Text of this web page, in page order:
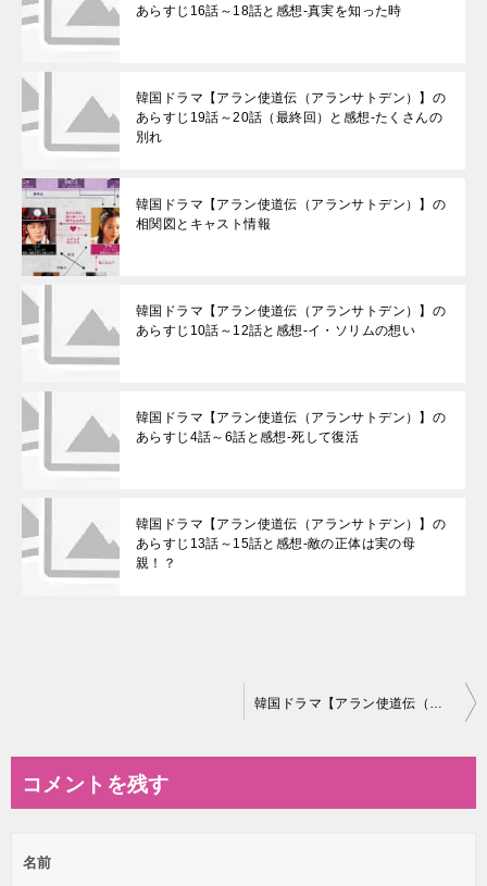
あらすじ16話～18話と感想-真実を知った時
韓国ドラマ【アラン使道伝（アランサトデン）】の
あらすじ19話～20話（最終回）と感想-たくさんの
別れ
韓国ドラマ【アラン使道伝（アランサトデン）】の
相関図とキャスト情報
韓国ドラマ【アラン使道伝（アランサトデン）】の
あらすじ10話～12話と感想-イ・ソリムの想い
韓国ドラマ【アラン使道伝（アランサトデン）】の
あらすじ4話～6話と感想-死して復活
韓国ドラマ【アラン使道伝（アランサトデン）】の
あらすじ13話～15話と感想-敵の正体は実の母
親！？
ビ
ー
コメントを残す
名前